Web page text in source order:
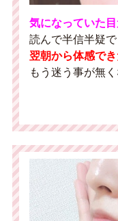
気になっていた
読んで半信半疑
翌朝から体感で
もう迷う事が無く